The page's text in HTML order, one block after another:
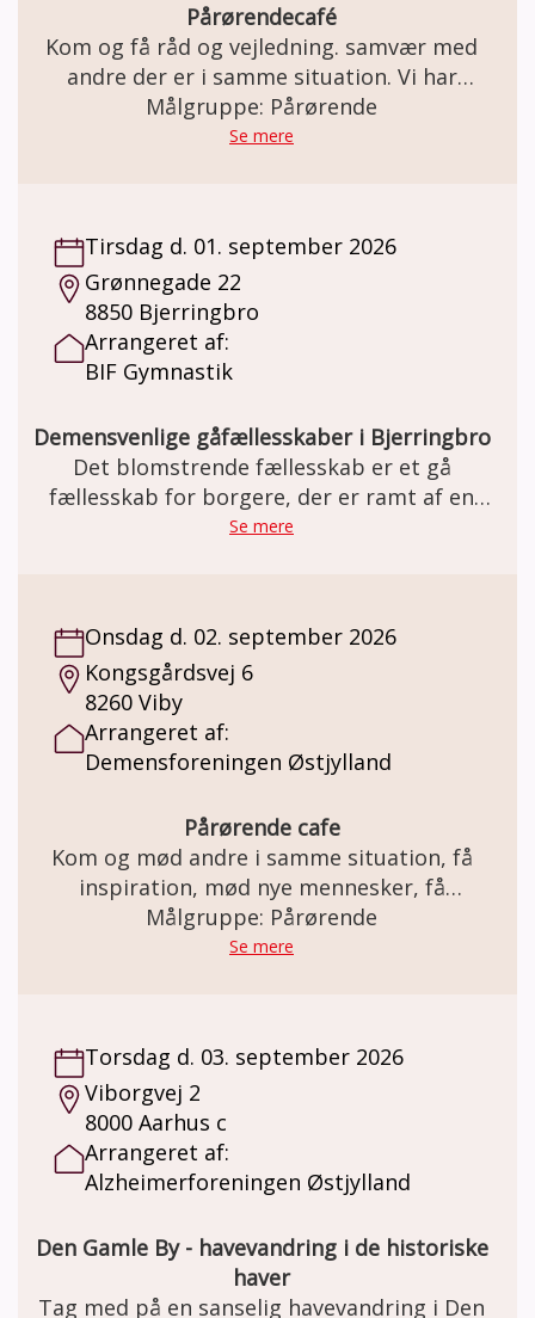
Pårørendecafé
Kom og få råd og vejledning. samvær med
andre der er i samme situation. Vi har
kaffe/te med en bolle til.
Målgruppe: Pårørende
Se mere
Tirsdag d. 01. september 2026
Grønnegade 22
8850 Bjerringbro
Arrangeret af:
BIF Gymnastik
Demensvenlige gåfællesskaber i Bjerringbro
Det blomstrende fællesskab er et gå
fællesskab for borgere, der er ramt af en
demens sygdom, og deres
Se mere
Onsdag d. 02. september 2026
Kongsgårdsvej 6
8260 Viby
Arrangeret af:
Demensforeningen Østjylland
Pårørende cafe
Kom og mød andre i samme situation, få
inspiration, mød nye mennesker, få
rådgivning.
Målgruppe: Pårørende
Se mere
Torsdag d. 03. september 2026
Viborgvej 2
8000 Aarhus c
Arrangeret af:
Alzheimerforeningen Østjylland
Den Gamle By - havevandring i de historiske
haver
Tag med på en sanselig havevandring i Den